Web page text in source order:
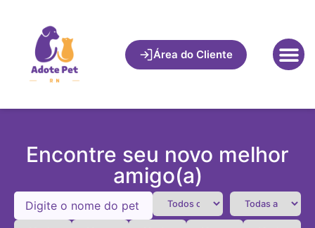
Área do Cliente
Encontre seu novo melhor
amigo(a)